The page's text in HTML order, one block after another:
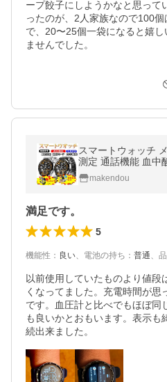
ープ餃子にしようかなと思って
ったのが、2人家族なので100
で、20〜25個一袋になると嬉
ませんでした。
スマートウォッチ
測定 通話機能 血中
間体温測定 日本語
ド対応 父の日
makendou
満足です。
5
機能性 ： 良い、 電池の持ち ： 普通、
以前使用していたものより値段
くなってました。充電時間が思
です。血圧計と比べでもほぼ同
も良いかとおもいます。表示も
続出来ました。